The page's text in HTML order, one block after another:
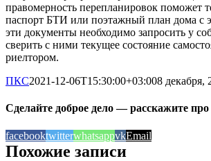
правомерность перепланировок поможет
паспорт БТИ или поэтажный план дома с
эти документы необходимо запросить у
сверить с ними текущее состояние
риелтором.
ПКС2021-12-06T15:30:00+03:008 декабря,
Сделайте доброе дело — расскажите про
facebooktwitterwhatsappvkEmail
Похожие записи